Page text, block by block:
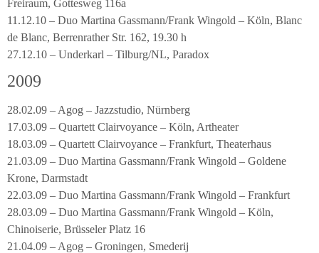
Freiraum, Gottesweg 116a
11.12.10 – Duo Martina Gassmann/Frank Wingold – Köln, Blanc
de Blanc, Berrenrather Str. 162, 19.30 h
27.12.10 – Underkarl – Tilburg/NL, Paradox
2009
28.02.09 – Agog – Jazzstudio, Nürnberg
17.03.09 – Quartett Clairvoyance – Köln, Artheater
18.03.09 – Quartett Clairvoyance – Frankfurt, Theaterhaus
21.03.09 – Duo Martina Gassmann/Frank Wingold – Goldene
Krone, Darmstadt
22.03.09 – Duo Martina Gassmann/Frank Wingold – Frankfurt
28.03.09 – Duo Martina Gassmann/Frank Wingold – Köln,
Chinoiserie, Brüsseler Platz 16
21.04.09 – Agog – Groningen, Smederij